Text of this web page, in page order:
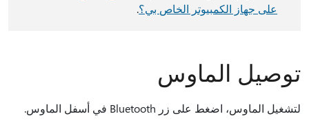
على جهاز الكمبيوتر الخاص بي؟.
توصيل الماوس
لتشغيل الماوس، اضغط على زر Bluetooth في أسفل الماوس.